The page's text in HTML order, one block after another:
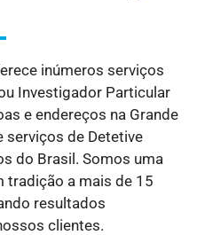
inúmeros serviços
Investigador Particular
e endereços na Grande
serviços de Detetive
do Brasil. Somos uma
tradição a mais de 15
resultados
clientes.